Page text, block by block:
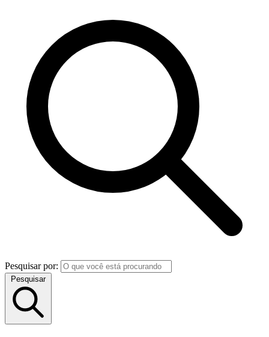
Pesquisar por:
Pesquisar